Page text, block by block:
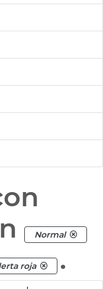
Normal
roja .